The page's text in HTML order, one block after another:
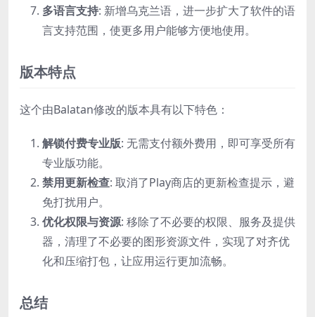
多语言支持: 新增乌克兰语，进一步扩大了软件的语
言支持范围，使更多用户能够方便地使用。
版本特点
这个由Balatan修改的版本具有以下特色：
解锁付费专业版: 无需支付额外费用，即可享受所有
专业版功能。
禁用更新检查: 取消了Play商店的更新检查提示，避
免打扰用户。
优化权限与资源: 移除了不必要的权限、服务及提供
器，清理了不必要的图形资源文件，实现了对齐优
化和压缩打包，让应用运行更加流畅。
总结